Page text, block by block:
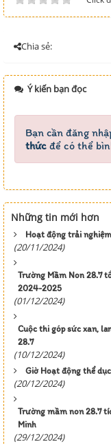
Chia sẻ:
Ý kiến bạn đọc
Bạn cần đăng
thức để có thể
Những tin mới hơn
Hoạt động trải
(20/11/2024)
Trường Mầm Non 28.7
2024-2025
(01/12/2024)
Cuộc thi góp sức xan,
28.7
(10/12/2024)
Giờ Hoạt động thể
(20/12/2024)
Trường mầm non 28.7
Minh
(29/12/2024)